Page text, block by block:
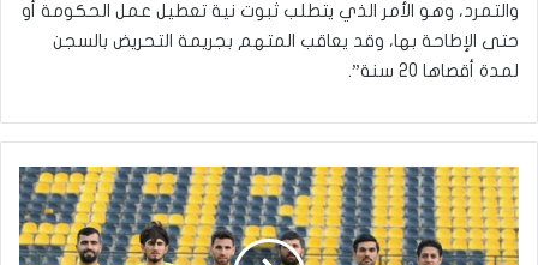
والتمرد، وهو الأمر الذي يتطلب ثبوت نية تعطيل عمل الحكومة أو
حتى الإطاحة بها، وقد يعاقب المتهم بجريمة التحريض بالسجن
لمدة أقصاها 20 سنة”.
أربيل
يتغلب
على
الطلبة